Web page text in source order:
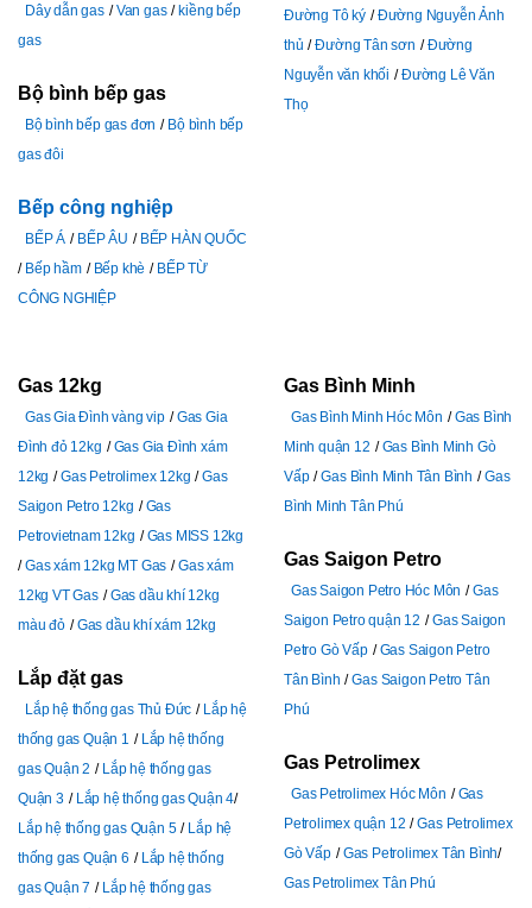
Dây dẫn gas Van gas
kiềng bếp
gas
Bộ bình bếp gas
Bộ bình bếp gas đơn
Bộ bình bếp
gas đôi
Bếp công nghiệp
BẾP Á BẾP ÂU
BẾP HÀN QUỐC
Bếp hầm
Bếp khè
BẾP TỪ
CÔNG NGHIỆP
Đường Tô ký
Đường Nguyễn Ảnh
thủ
Đường Tân sơn
Đường
Nguyễn văn khối
Đường Lê Văn
Thọ
Gas 12kg
Gas Gia Đình vàng vip
Gas Gia
Đình đỏ 12kg
Gas Gia Đình xám
12kg
Gas Petrolimex 12kg
Gas
Saigon Petro 12kg
Gas
Petrovietnam 12kg
Gas MISS 12kg
Gas xám 12kg MT Gas
Gas xám
12kg VT Gas
Gas dầu khí 12kg
màu đỏ
Gas dầu khí xám 12kg
Lắp đặt gas
Lắp hệ thống gas Thủ Đức
Lắp hệ
thống gas Quận 1
Lắp hệ thống
gas Quận 2
Lắp hệ thống gas
Quận 3
Lắp hệ thống gas Quận 4
Lắp hệ thống gas Quận 5
Lắp hệ
thống gas Quận 6
Lắp hệ thống
gas Quận 7
Lắp hệ thống gas
Gas Bình Minh
Gas Bình Minh Hóc Môn
Gas Bình
Minh quận 12
Gas Bình Minh Gò
Vấp
Gas Bình Minh Tân Bình
Gas
Bình Minh Tân Phú
Gas Saigon Petro
Gas Saigon Petro Hóc Môn
Gas
Saigon Petro quận 12
Gas Saigon
Petro Gò Vấp
Gas Saigon Petro
Tân Bình
Gas Saigon Petro Tân
Phú
Gas Petrolimex
Gas Petrolimex Hóc Môn
Gas
Petrolimex quận 12
Gas Petrolimex
Gò Vấp
Gas Petrolimex Tân Bình
Gas Petrolimex Tân Phú